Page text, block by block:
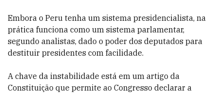
Embora o Peru tenha um sistema presidencialista, na
prática funciona como um sistema parlamentar,
segundo analistas, dado o poder dos deputados para
destituir presidentes com facilidade.
A chave da instabilidade está em um artigo da
Constituição que permite ao Congresso declarar a